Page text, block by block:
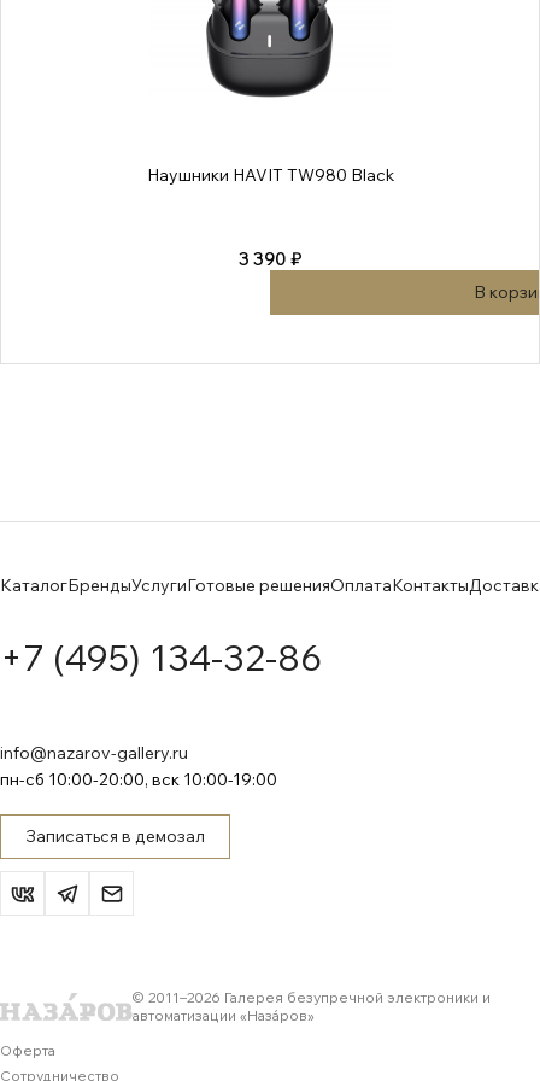
Наушники HAVIT TW980 Black
3 390 ₽
В
КаталогБрендыУслугиГотовые решенияОплатаКонтакты
+7 (495) 134-32-86
info@nazarov-gallery.ru
пн-сб 10:00-20:00, вск 10:00-19:00
Записаться в демозал
© 2011–2026 Галерея безупречной электроники и
автоматизации «Назáров»
Оферта
Сотрудничество